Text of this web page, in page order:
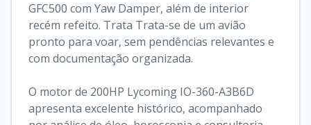
GFC500 com Yaw Damper, além de interior
recém refeito. Trata Trata-se de um avião
pronto para voar, sem pendências relevantes e
com documentação organizada.
O motor de 200HP Lycoming IO-360-A3B6D
apresenta excelente histórico, acompanhado